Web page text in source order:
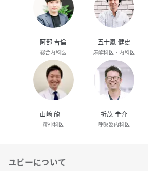
阿部 吉倫
総合内科医
五十嵐 健史
麻酔科医・内科医
山﨑 龍一
精神科医
折茂 圭介
呼吸器内科医
リンク
ユビーについて